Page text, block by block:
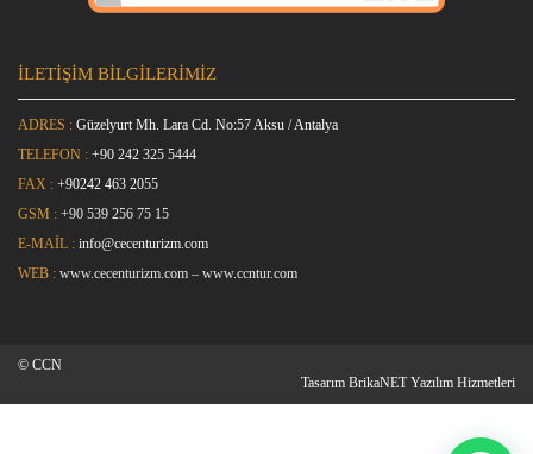
İLETİŞİM BİLGİLERİMİZ
ADRES : Güzelyurt Mh. Lara Cd. No:57 Aksu / Antalya
TELEFON : +90 242 325 5444
FAX : +90242 463 2055
GSM : +90 539 256 75 15
E-MAİL : info@cecenturizm.com
WEB : www.cecenturizm.com – www.ccntur.com
© CCN
Tasarım BrikaNET Yazılım Hizmetleri